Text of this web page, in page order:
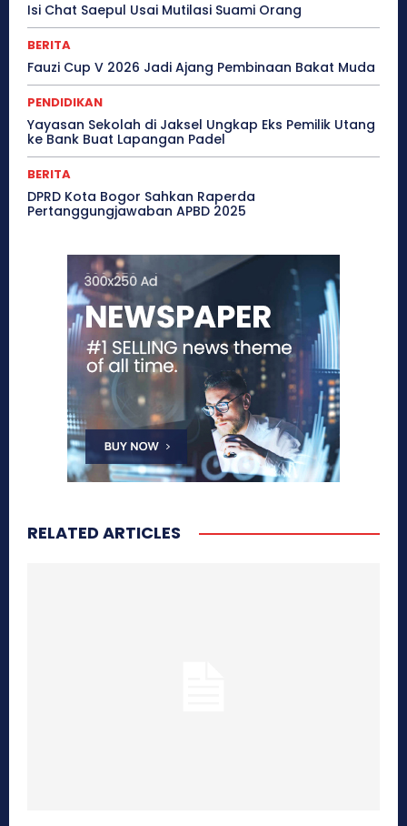
Isi Chat Saepul Usai Mutilasi Suami Orang
BERITA
Fauzi Cup V 2026 Jadi Ajang Pembinaan Bakat Muda
PENDIDIKAN
Yayasan Sekolah di Jaksel Ungkap Eks Pemilik Utang
ke Bank Buat Lapangan Padel
BERITA
DPRD Kota Bogor Sahkan Raperda
Pertanggungjawaban APBD 2025
RELATED ARTICLES